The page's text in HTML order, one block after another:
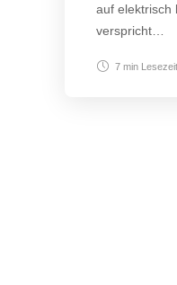
auf elektrisch
verspricht…
7 min Lesezeit